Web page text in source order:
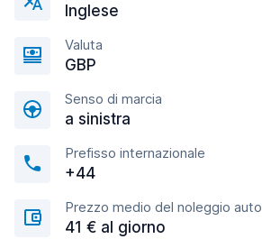
Inglese
Valuta
GBP
Senso di marcia
a sinistra
Prefisso internazionale
+44
Prezzo medio del noleggio auto
41 € al giorno